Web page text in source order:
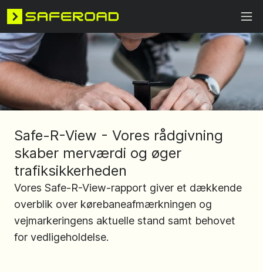
Safe-R-View - Vores rådgivning
skaber merværdi og øger
trafiksikkerheden
Vores Safe-R-View-rapport giver et dækkende
overblik over kørebaneafmærkningen og
vejmarkeringens aktuelle stand samt behovet
for vedligeholdelse.